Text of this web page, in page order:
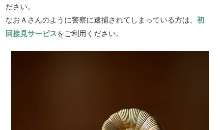
ださい。
なおＡさんのように警察に逮捕されてしまっている方は、初
回接見サービスをご利用ください。